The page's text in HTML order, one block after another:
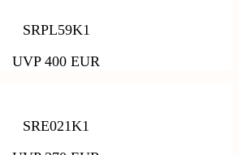
SRPL59K1
UVP 400 EUR
SRE021K1